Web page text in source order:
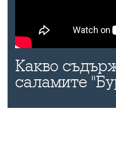
Какво
саламите